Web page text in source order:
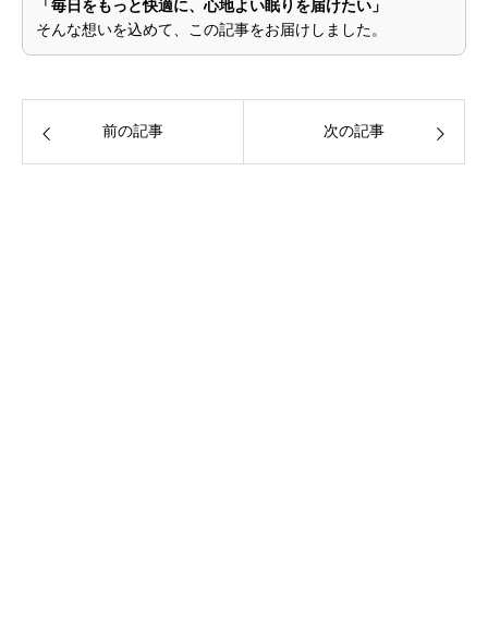
「毎日をもっと快適に、心地よい眠りを届けたい」
そんな想いを込めて、この記事をお届けしました。
前の記事 次の記事